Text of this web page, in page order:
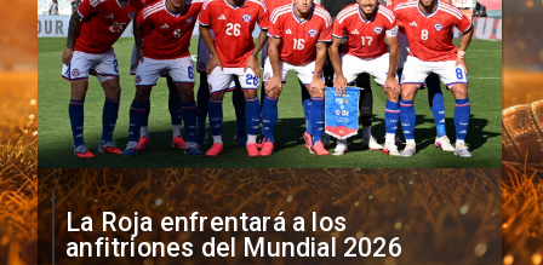
La Roja enfrentará a los
anfitriones del Mundial 2026